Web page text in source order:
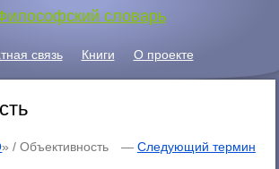
словарь
связь Книги О проекте
» /Объективность — Следующий термин